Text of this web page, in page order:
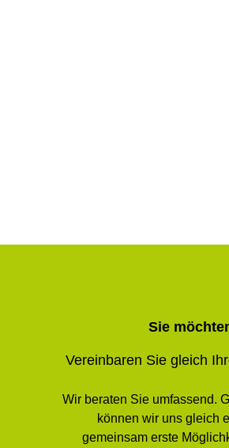
Sie
Vereinbaren Sie gleich
Wir beraten Sie umfassend.
können wir uns gleich
gemeinsam erste